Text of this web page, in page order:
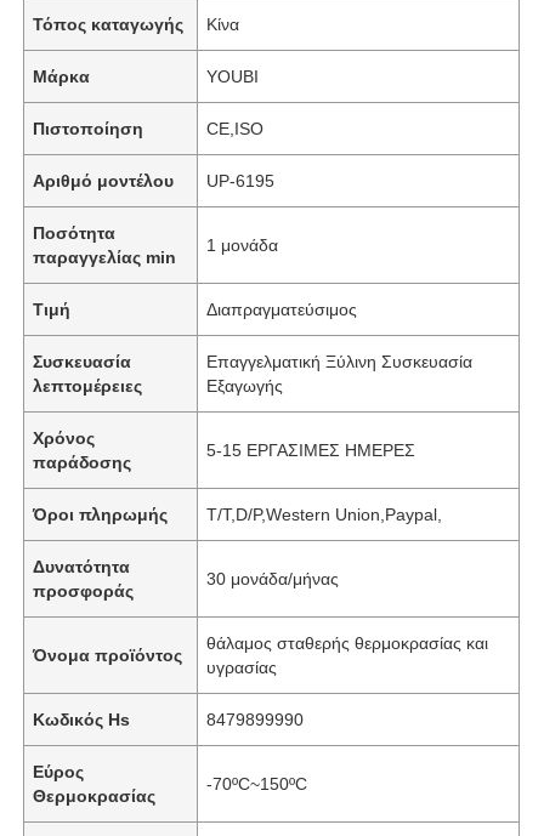
Τόπος καταγωγής Κίνα
Μάρκα YOUBI
Πιστοποίηση CE,ISO
Αριθμό μοντέλου UP-6195
Ποσότητα
παραγγελίας min
1 μονάδα
Τιμή Διαπραγματεύσιμος
Συσκευασία
λεπτομέρειες
Επαγγελματική Ξύλινη Συσκευασία
Εξαγωγής
Χρόνος
παράδοσης
5-15 ΕΡΓΑΣΙΜΕΣ ΗΜΕΡΕΣ
Όροι πληρωμής T/T,D/P,Western Union,Paypal,
Δυνατότητα
προσφοράς
30 μονάδα/μήνας
Όνομα προϊόντος
θάλαμος σταθερής θερμοκρασίας και
υγρασίας
Κωδικός Hs 8479899990
Εύρος
Θερμοκρασίας
-70ºC~150ºC